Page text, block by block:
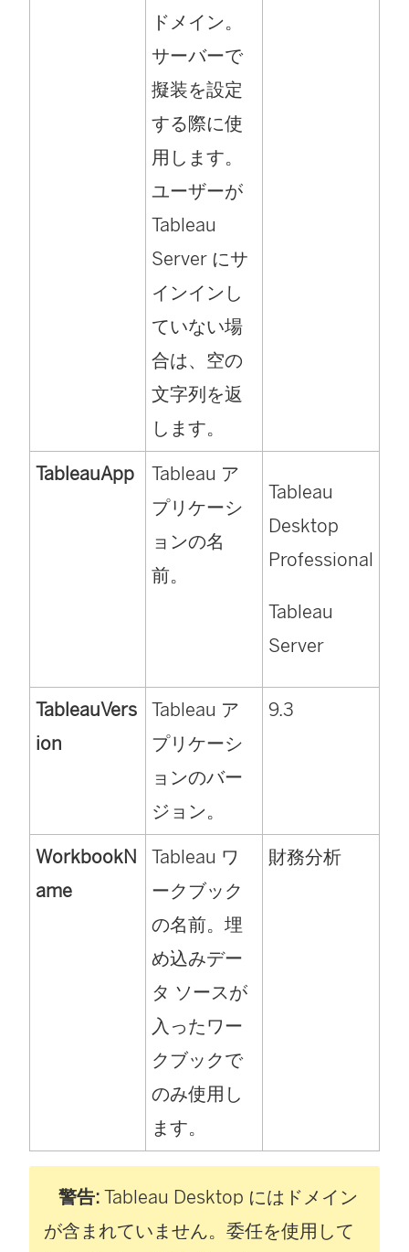
ドメイン。
サーバーで
擬装を設定
する際に使
用します。
ユーザーが
Tableau
Server にサ
インインし
ていない場
合は、空の
文字列を返
します。
TableauApp
Tableau ア
プリケーシ
ョンの名
前。
Tableau
Desktop
Professional
Tableau
Server
TableauVers
ion
Tableau ア
プリケーシ
ョンのバー
ジョン。
9.3
WorkbookN
ame
Tableau ワ
ークブック
の名前。埋
め込みデー
タ ソースが
入ったワー
クブックで
のみ使用し
ます。
財務分析
警告: Tableau Desktop にはドメイン
が含まれていません。委任を使用して